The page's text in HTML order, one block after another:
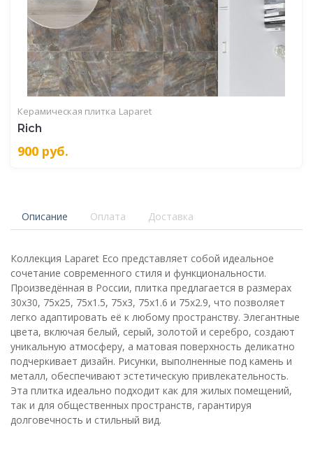
Керамическая плитка Laparet
Rich
900 руб.
Описание Оплата Доставка
Коллекция Laparet Eco представляет собой идеальное
сочетание современного стиля и функциональности.
Произведённая в России, плитка предлагается в размерах
30x30, 75x25, 75x1.5, 75x3, 75x1.6 и 75x2.9, что позволяет
легко адаптировать её к любому пространству. Элегантные
цвета, включая белый, серый, золотой и серебро, создают
уникальную атмосферу, а матовая поверхность деликатно
подчеркивает дизайн. Рисунки, выполненные под камень и
металл, обеспечивают эстетическую привлекательность.
Эта плитка идеально подходит как для жилых помещений,
так и для общественных пространств, гарантируя
долговечность и стильный вид.